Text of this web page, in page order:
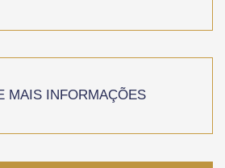
MAIS INFORMAÇÕES